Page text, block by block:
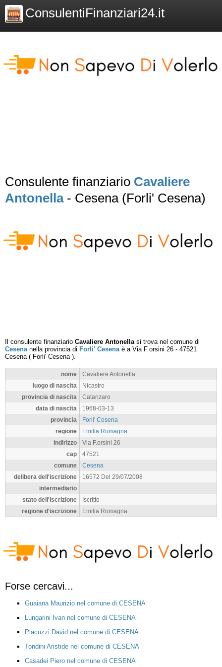
ConsulentiFinanziari24.it
Consulente finanziario Cavaliere
Antonella- Cesena (Forli' Cesena)
Il consulente finanziario Cavaliere Antonellasi trova nel comune di
Cesenanella provincia di Forli' Cesenaè a Via F.orsini 26 - 47521
Cesena( Forli' Cesena).
nome
Cavaliere Antonella
luogo di nascita
Nicastro
provincia di nascita
Catanzaro
data di nascita
1968-03-13
provincia
Forli' Cesena
regione
Emilia Romagna
indirizzo
Via F.orsini 26
cap
47521
comune
Cesena
delibera dell'iscrizione
16572 Del 29/07/2008
intermediario
stato dell'iscrizione
Iscritto
regione d'iscrizione
Emilia Romagna
Forse cercavi...
Guaiana Maurizio nel comune di CESENA
Lungarini Ivan nel comune di CESENA
Placuzzi David nel comune di CESENA
Tondini Aristide nel comune di CESENA
Casadei Piero nel comune di CESENA